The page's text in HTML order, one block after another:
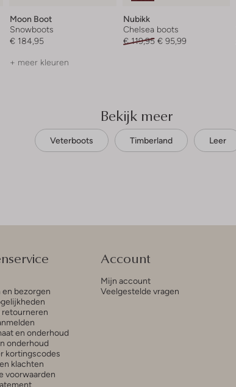
Moon Boot
Snowboots
€ 184,95
+ meer kleuren
Nubikk
Chelsea boots
€ 119,95 € 95,99
Bekijk meer
Veterboots Timberland Leer
en bezorgen
retourneren
en onderhoud
onderhoud
kortingscodes
klachten
voorwaarden
Account
Mijn account
Veelgestelde vragen